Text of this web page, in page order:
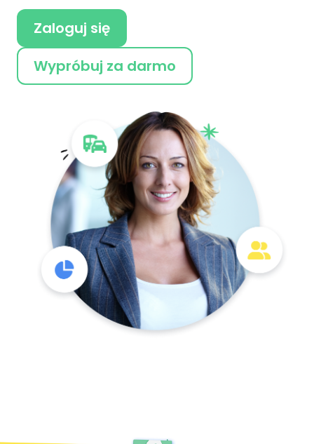
Zaloguj się
Wypróbuj za darmo